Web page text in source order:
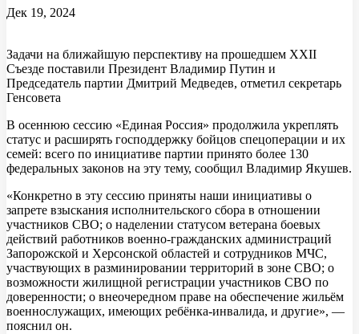
Дек 19, 2024
Задачи на ближайшую перспективу на прошедшем XXII
Съезде поставили Президент Владимир Путин и
Председатель партии Дмитрий Медведев, отметил секретарь
Генсовета
В осеннюю сессию «Единая Россия» продолжила укреплять
статус и расширять господдержку бойцов спецоперации и их
семей: всего по инициативе партии принято более 130
федеральных законов на эту тему, сообщил Владимир Якушев.
«Конкретно в эту сессию приняты наши инициативы о
запрете взыскания исполнительского сбора в отношении
участников СВО; о наделении статусом ветерана боевых
действий работников военно-гражданских администраций
Запорожской и Херсонской областей и сотрудников МЧС,
участвующих в разминировании территорий в зоне СВО; о
возможности жилищной регистрации участников СВО по
доверенности; о внеочередном праве на обеспечение жильём
военнослужащих, имеющих ребёнка-инвалида, и другие», —
пояснил он.